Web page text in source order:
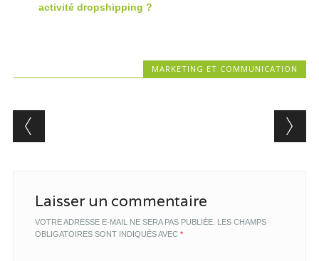
activité dropshipping ?
MARKETING ET COMMUNICATION
Post navigation
Laisser un commentaire
VOTRE ADRESSE E-MAIL NE SERA PAS PUBLIÉE. LES CHAMPS
OBLIGATOIRES SONT INDIQUÉS AVEC *